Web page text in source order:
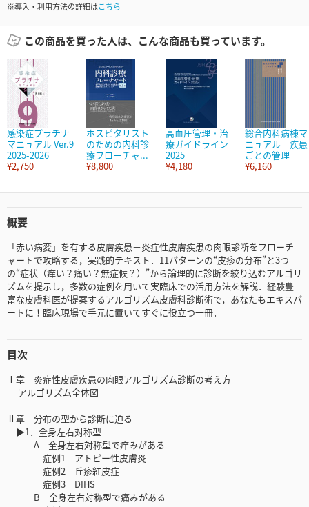
※導入・利用方法の詳細はこちら
この商品を買った人は、こんな商品も買っています。
感染症プラチナ
マニュアル Ver.9
2025-2026
¥2,750
ホスピタリスト
のための内科診
療フローチャ...
¥8,800
高血圧管理・治
療ガイドライン
2025
¥4,180
総合内科病棟マ
ニュアル 疾患
ごとの管理
¥6,160
概要
「赤い病変」を有する皮膚疾患－炎症性皮膚疾患の肉眼診断をフローチ
ャートで攻略する，実践的テキスト．11パターンの“皮疹の分布”と3つ
の“症状（痒い？痛い？無症候？）”から論理的に診断を絞り込むアルゴリ
ズムを提示し，多数の症例を用いて実臨床での活用方法を解説．経験豊
富な皮膚科医が提案するアルゴリズム皮膚科診断術で，あなたもエキスパ
ートに！臨床現場で手元に置いてすぐに役立つ一冊．
目次
Ⅰ章 炎症性皮膚疾患の肉眼アルゴリズム診断の考え方
アルゴリズム全体図
Ⅱ章 分布の型から診断に迫る
▶1．全身左右対称型
A 全身左右対称型で痒みがある
症例1 アトピー性皮膚炎
症例2 丘疹紅皮症
症例3 DIHS
B 全身左右対称型で痛みがある